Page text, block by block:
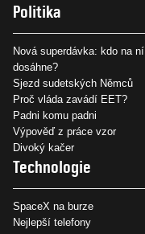
Politika
Nová superdávka: kdo na ní
dosáhne?
Sjezd sudetských Němců
Proč vláda zavádí EET?
Padni komu padni
Výpověď z práce vzor
Divoký kačer
Technologie
SpaceX na burze
Nejlepší telefony